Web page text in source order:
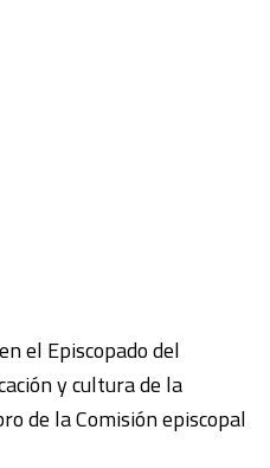
el Episcopado del
y cultura de la
de la Comisión episcopal